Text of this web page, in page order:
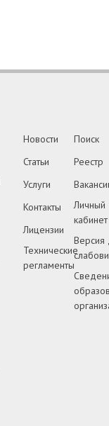
Новости
Статьи
Услуги
Контакты
Лицензии
Технические
регламенты
Поиск
Реестр
Личный
кабинет
Версия